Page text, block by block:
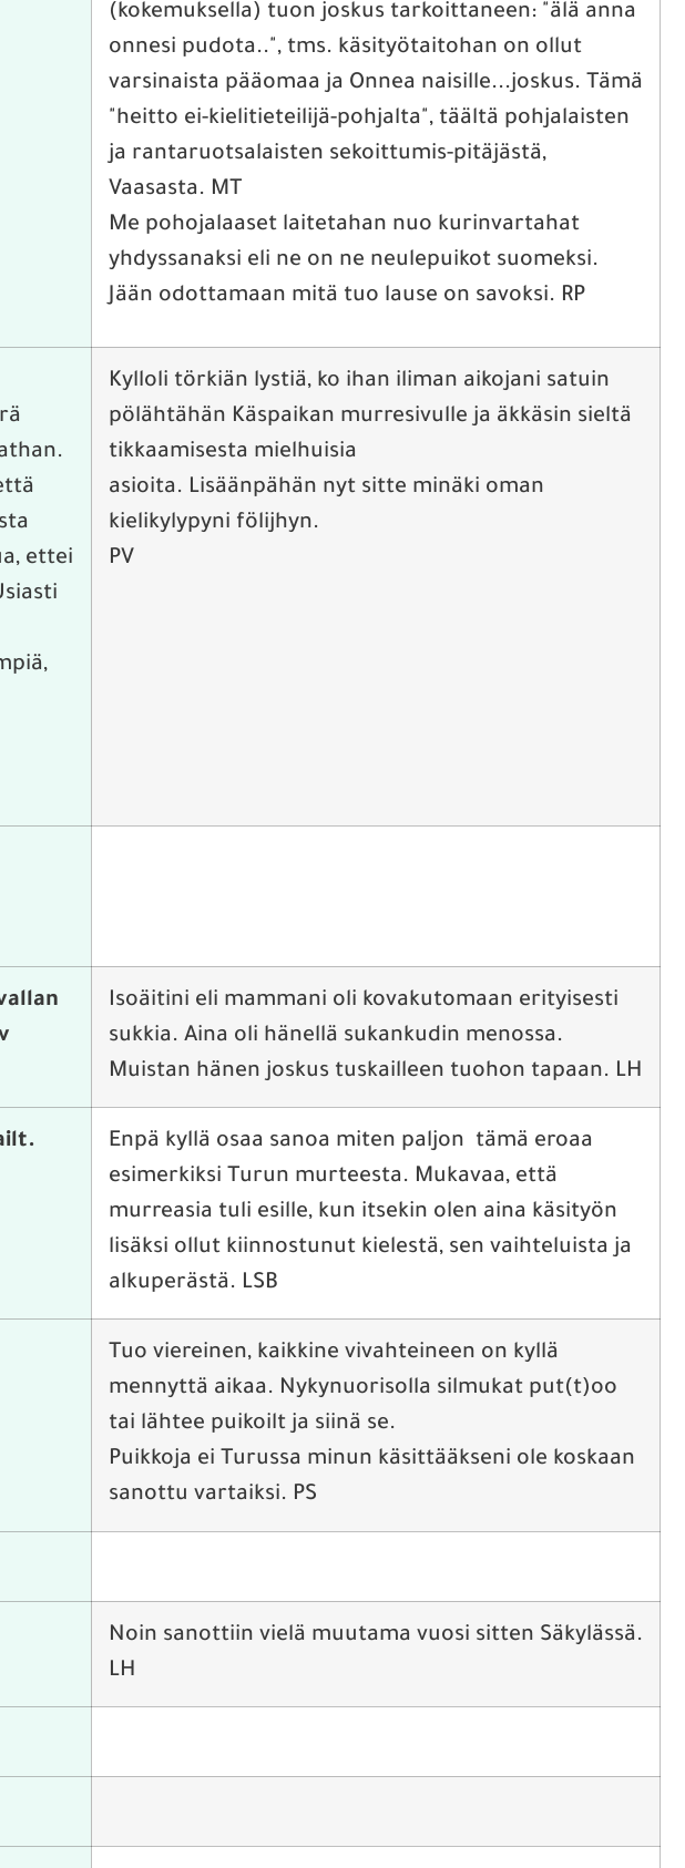
(kokemuksella) tuon joskus tarkoittaneen: "älä anna
onnesi pudota..", tms. käsityötaitohan on ollut
varsinaista pääomaa ja Onnea naisille...joskus. Tämä
"heitto ei-kielitieteilijä-pohjalta", täältä pohjalaisten
ja rantaruotsalaisten sekoittumis-pitäjästä,
Vaasasta. MT
Me pohojalaaset laitetahan nuo kurinvartahat
yhdyssanaksi eli ne on ne neulepuikot suomeksi.
Jään odottamaan mitä tuo lause on savoksi. RP
ettei
Kylloli törkiän lystiä, ko ihan iliman aikojani satuin
pölähtähän Käspaikan murresivulle ja äkkäsin sieltä
tikkaamisesta mielhuisia
asioita. Lisäänpähän nyt sitte minäki oman
kielikylypyni fölijhyn.
PV
Isoäitini eli mammani oli kovakutomaan erityisesti
sukkia. Aina oli hänellä sukankudin menossa.
Muistan hänen joskus tuskailleen tuohon tapaan. LH
Enpä kyllä osaa sanoa miten paljon tämä eroaa
esimerkiksi Turun murteesta. Mukavaa, että
murreasia tuli esille, kun itsekin olen aina käsityön
lisäksi ollut kiinnostunut kielestä, sen vaihteluista ja
alkuperästä. LSB
Tuo viereinen, kaikkine vivahteineen on kyllä
mennyttä aikaa. Nykynuorisolla silmukat put(t)oo
tai lähtee puikoilt ja siinä se.
Puikkoja ei Turussa minun käsittääkseni ole koskaan
sanottu vartaiksi. PS
Noin sanottiin vielä muutama vuosi sitten Säkylässä.
LH